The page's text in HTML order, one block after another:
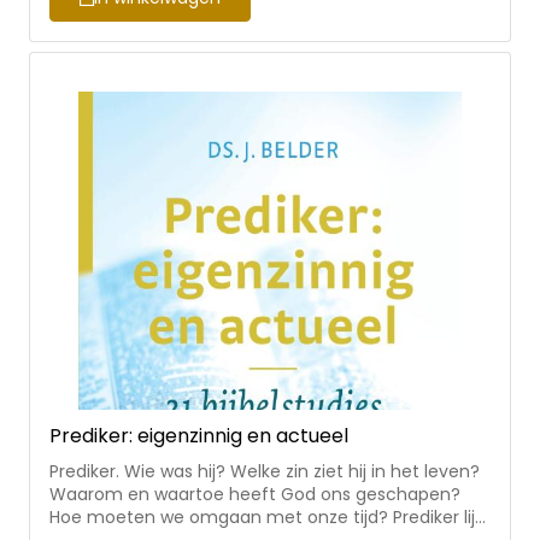
hun verdrukking. Zo houden wij het uit in een tijd vol
verleiding. We houden het oog gericht op Jezus, de
Leidsman en Voleinder van het geloof. Het boek
Dominee H.I. Methorst (1976) is als predikant
verbonden aan de hervormde Eben-Haëzerkerk te
Apeldoorn. Eerder diende hij de gemeenten van
Nieuwland-Oosterwijk en Nieuwerkerk aan den IJssel.
Daarnaast is hij betrokken bij het werk van SDOK.
Prediker: eigenzinnig en actueel
Prediker. Wie was hij? Welke zin ziet hij in het leven?
Waarom en waartoe heeft God ons geschapen?
Hoe moeten we omgaan met onze tijd? Prediker lijkt